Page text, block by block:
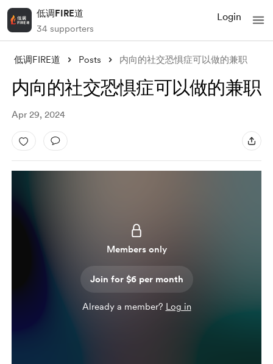
低调FIRE道
34 supporters
Login
低调FIRE道 Posts 内向的社交恐惧症可以做的兼职
内向的社交恐惧症可以做的兼职
Apr 29, 2024
Members only
Join for $6 per month
Already a member? Log in